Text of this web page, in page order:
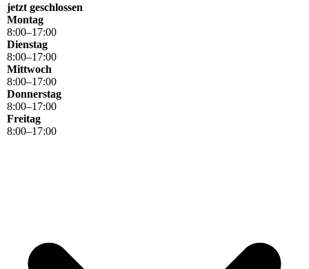
jetzt geschlossen
Montag
8:00–17:00
Dienstag
8:00–17:00
Mittwoch
8:00–17:00
Donnerstag
8:00–17:00
Freitag
8:00–17:00